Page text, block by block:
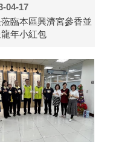
04-17
臨本區興濟宮參香並
年小紅包